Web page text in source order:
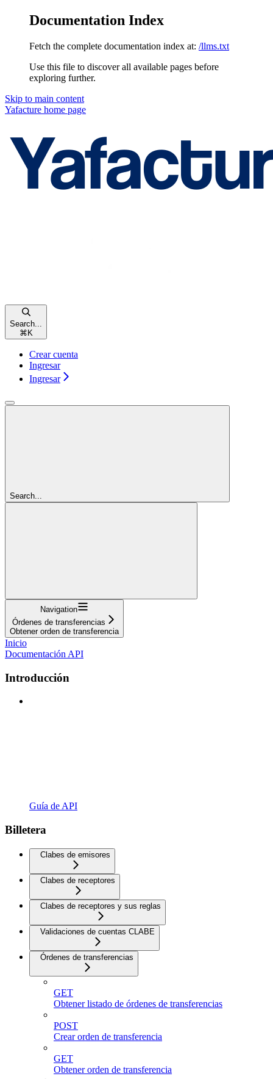
Documentation Index
Fetch the complete documentation index at: /llms.txt
Use this file to discover all available pages before
exploring further.
Skip to main content
Yafacture home page
Search...
⌘ K
Crear cuenta
Ingresar
Ingresar
Search...
Navigation
Órdenes de transferencias
Obtener orden de transferencia
Inicio
Documentación API
Introducción
Guía de API
Billetera
Clabes de emisores
Clabes de receptores
Clabes de receptores y sus reglas
Validaciones de cuentas CLABE
Órdenes de transferencias
GET
Obtener listado de órdenes de transferencias
POST
Crear orden de transferencia
GET
Obtener orden de transferencia